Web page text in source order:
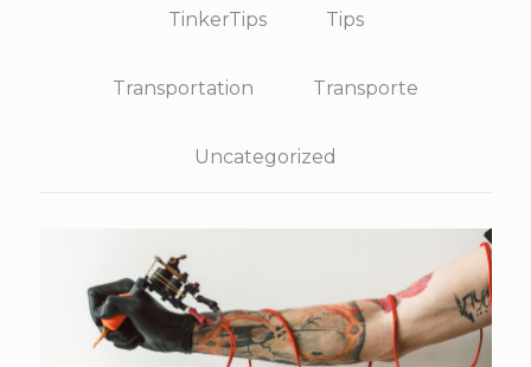
TinkerTips Tips
Transportation Transporte
Uncategorized